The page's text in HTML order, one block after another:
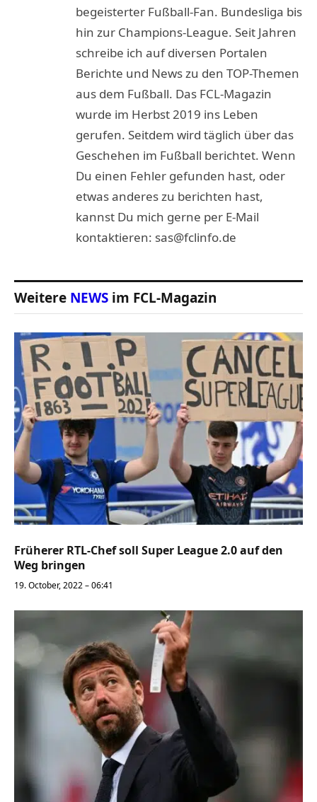
begeisterter Fußball-Fan. Bundesliga bis
hin zur Champions-League. Seit Jahren
schreibe ich auf diversen Portalen
Berichte und News zu den TOP-Themen
aus dem Fußball. Das FCL-Magazin
wurde im Herbst 2019 ins Leben
gerufen. Seitdem wird täglich über das
Geschehen im Fußball berichtet. Wenn
Du einen Fehler gefunden hast, oder
etwas anderes zu berichten hast,
kannst Du mich gerne per E-Mail
kontaktieren: sas@fclinfo.de
Weitere NEWS im FCL-Magazin
Früherer RTL-Chef soll Super League 2.0 auf den
Weg bringen
19. October, 2022 – 06:41